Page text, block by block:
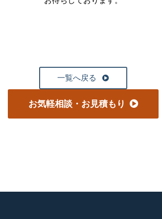
一覧へ戻る
お気軽相談・お見積もり